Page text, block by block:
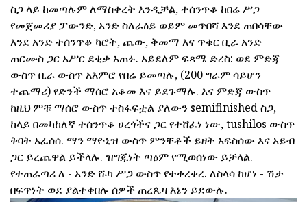
ስጋ ላይ ከመጣሉም ለማስቀረት እንዲቻል, ተሰንጥቆ ከበሬ ሥጋ
የመጀመሪያ ፓውንድ, አንድ ስለራዕይ ወይም መጥበሻ እንደ ጠበሳቸው
እንደ አንድ ተሰንጥቆ ካሮት, ጨው, ቅመማ እና ጥቁር ቢራ አንድ
ጠርሙስ ጋር አሥር ደቂቃ አጠፉ. አይደለም ፍጻሜ ድረስ: ወደ ምድጃ
ውስጥ ቢራ ውስጥ አእምሮ የበሬ ይመጣሉ, (200 ግራም ሳይሆን
ተጨማሪ) የድንች ማሰሮ አቆመ እና ይደጉማሉ. እና ምድጃ ውስጥ -
ከዚህ ምቹ ማሰሮ ውስጥ ተስፋፍቷል ያለውን semifinished ስጋ,
ከላይ በመካከለኛ ተሰንጥቆ ሀረጎችና ጋር የተሸፈነ ነው, tushilos ውስጥ
ቅባት አፈሰሰ. ማን ማዮኒዝ ውስጥ ምንቸቶች ይዘት አፍስሰው እና አይብ
ጋር ይረጨዋል ይችላሉ. ዝግጁነት ጣዕም የሚወሰነው ይቻላል.
የተጠራጣሪ ለ - አንድ ሹካ ሥጋ ውስጥ የተቀረቀረ. ለስላሳ ከሆነ - ሽታ
በፍጥነት ወደ ያልተቀበሉ ሰዎች ጠረጴዛ እኔን ይደውሉ.